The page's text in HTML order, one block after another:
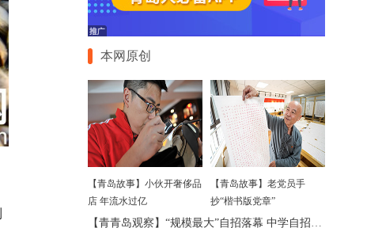
本网原创
【青岛故事】小伙开奢侈品
店 年流水过亿
【青岛故事】老党员手
抄“楷书版党章”
【青青岛观察】“规模最大”自招落幕 中学自招为何火爆